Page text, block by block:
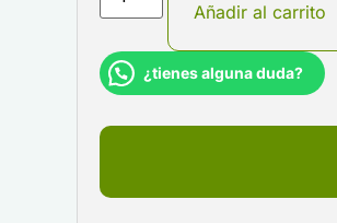
Añadir al carrito
¿tienes alguna duda?